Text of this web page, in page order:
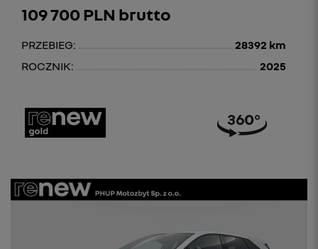
109 700 PLN brutto
PRZEBIEG:
28392 km
ROCZNIK:
2025